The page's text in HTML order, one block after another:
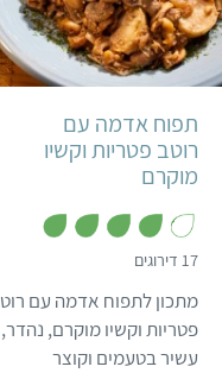
בינוני שעה ו-20 דקות
5 מנות
תפוח אדמה עם
רוטב פטריות וקשיו
מוקרם
17 דירוגים
.
1
מ
ת
ו
מתכון לתפוח אדמה עם
פטריות וקשיו מוקרם, נהדר,
עשיר בטעמים וקוצר